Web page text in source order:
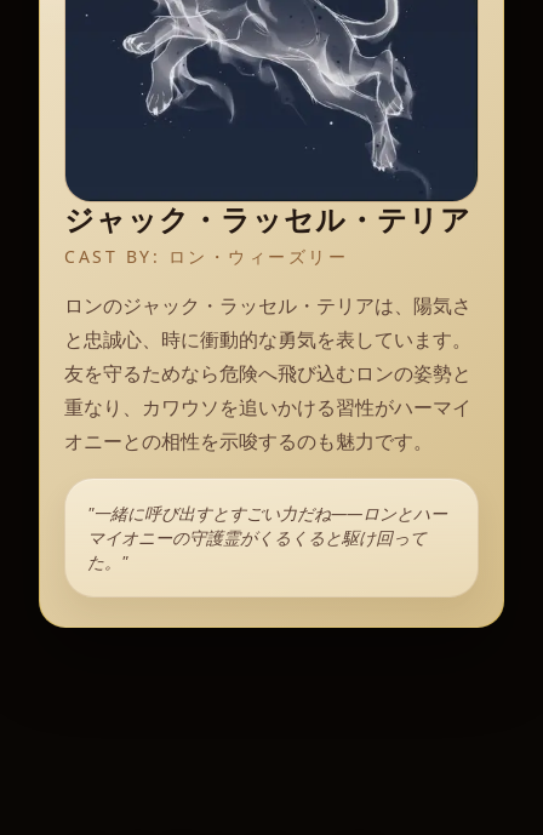
ジャック・ラッセル・テリア
CAST BY: ロン・ウィーズリー
ロンのジャック・ラッセル・テリアは、陽気さ
と忠誠心、時に衝動的な勇気を表しています。
友を守るためなら危険へ飛び込むロンの姿勢と
重なり、カワウソを追いかける習性がハーマイ
オニーとの相性を示唆するのも魅力です。
"一緒に呼び出すとすごい力だね——ロンとハー
マイオニーの守護霊がくるくると駆け回って
た。"